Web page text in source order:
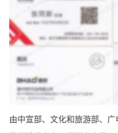
由中宣部、文化和旅游部、